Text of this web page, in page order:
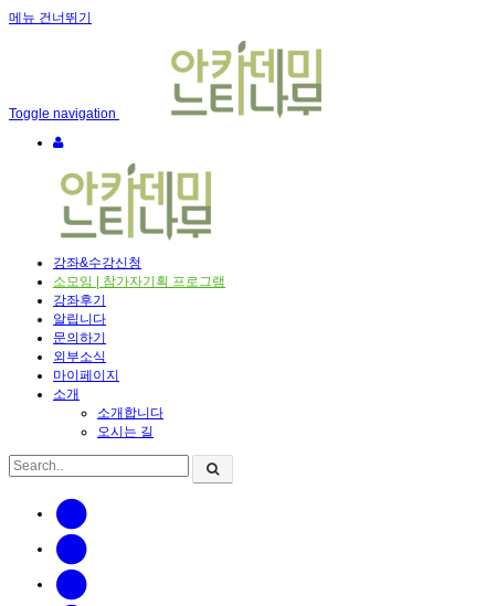
메뉴 건너뛰기
Toggle navigation
강좌&수강신청
소모임 | 참가자기획 프로그램
강좌후기
알립니다
문의하기
외부소식
마이페이지
소개
소개합니다
오시는 길